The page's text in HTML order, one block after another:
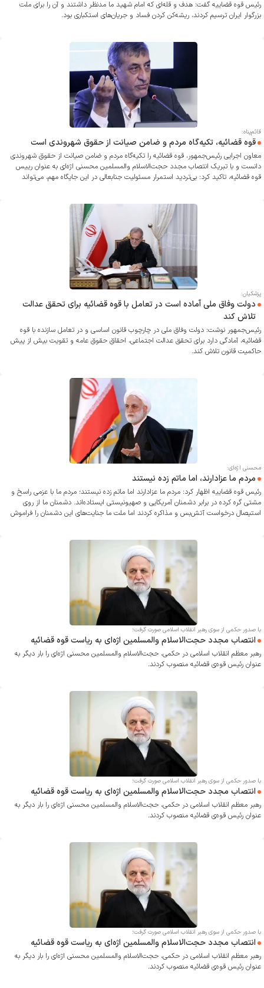
رئیس قوه قضاییه گفت: هدف و قله‌ای که امام شهید ما مدنظر داشتند و آن را برای ملت
بزرگوار ایران ترسیم کردند، ریشه‌کن کردن فساد و جریان‌های استکباری بود.
قائم‌پناه:
قوه قضائیه، تکیه‌گاه مردم و ضامن صیانت از حقوق شهروندی است
معاون اجرایی رئیس‌جمهور، قوه قضائیه را تکیه‌گاه مردم و ضامن صیانت از حقوق شهروندی
دانست و با تبریک انتصاب مجدد حجت‌الاسلام والمسلمین محسنی اژه‌ای به عنوان رییس
قوه قضائیه، تاکید کرد: بی‌تردید استمرار مسئولیت جنابعالی در این جایگاه مهم، می‌تواند
پزشکیان:
دولت وفاق ملی آماده است در تعامل با قوه قضائیه برای تحقق عدالت
تلاش کند
رئیس‌جمهور نوشت: دولت وفاق ملی در چارچوب قانون اساسی و در تعامل سازنده با قوه
قضائیه، آمادگی دارد برای تحقق عدالت اجتماعی، احقاق حقوق عامه و تقویت بیش از پیش
حاکمیت قانون تلاش کند.
محسنی اژه‌ای:
مردم ما عزادارند، اما ماتم زده نیستند
رئیس قوه قضاییه اظهار کرد: مردم ما عزادارند اما ماتم زده نیستند؛ مردم ما با عزمی راسخ و
مشتی گره کرده در برابر دشمنان آمریکایی و صهیونیستی ایستاده‌اند. دشمنان ما از روی
استیصال درخواست آتش‌بس و مذاکره کردند اما ملت ما جنایت‌های این دشمنان را فراموش
با صدور حکمی از سوی رهبر انقلاب اسلامی صورت گرفت؛
انتصاب مجدد حجت‌الاسلام والمسلمین اژه‌ای به ریاست قوه قضائیه
رهبر معظم انقلاب اسلامی در حکمی، حجت‌الاسلام والمسلمین محسنی اژه‌ای را بار دیگر به
عنوان رئیس قوه‌ی قضائیه منصوب کردند.
با صدور حکمی از سوی رهبر انقلاب اسلامی صورت گرفت؛
انتصاب مجدد حجت‌الاسلام والمسلمین اژه‌ای به ریاست قوه قضائیه
رهبر معظم انقلاب اسلامی در حکمی، حجت‌الاسلام والمسلمین محسنی اژه‌ای را بار دیگر به
عنوان رئیس قوه‌ی قضائیه منصوب کردند.
با صدور حکمی از سوی رهبر انقلاب اسلامی صورت گرفت؛
انتصاب مجدد حجت‌الاسلام والمسلمین اژه‌ای به ریاست قوه قضائیه
رهبر معظم انقلاب اسلامی در حکمی، حجت‌الاسلام والمسلمین محسنی اژه‌ای را بار دیگر به
عنوان رئیس قوه‌ی قضائیه منصوب کردند.